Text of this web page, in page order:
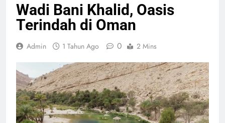
Wadi Bani Khalid, Oasis
Terindah di Oman
Admin 1 Tahun Ago 0 2 Mins